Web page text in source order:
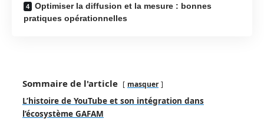
Optimiser la diffusion et la mesure : bonnes
pratiques opérationnelles
Sommaire de l'article masquer
L’histoire de YouTube et son intégration dans
l’écosystème GAFAM